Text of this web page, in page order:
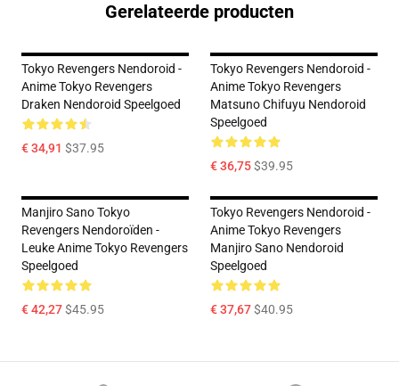
Gerelateerde producten
Tokyo Revengers Nendoroid -
Anime Tokyo Revengers
Draken Nendoroid Speelgoed
€ 34,91 $37.95
Tokyo Revengers Nendoroid -
Anime Tokyo Revengers
Matsuno Chifuyu Nendoroid
Speelgoed
€ 36,75$39.95
Manjiro Sano Tokyo
Revengers Nendoroïden -
Leuke Anime Tokyo Revengers
Speelgoed
€ 42,27$45.95
Tokyo Revengers Nendoroid -
Anime Tokyo Revengers
Manjiro Sano Nendoroid
Speelgoed
€ 37,67$40.95